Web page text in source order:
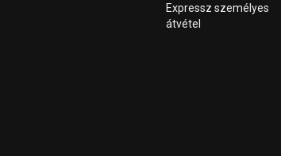
Expressz személyes
átvétel